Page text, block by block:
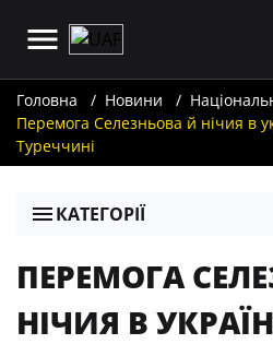
Головна Новини
Перемога Селезньова й нічия в
Туреччині
КАТЕГОРІЇ
ПЕРЕМОГА
НІЧИЯ В